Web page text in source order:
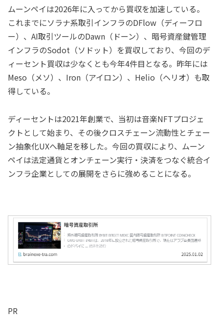
ムーンペイは2026年に入ってから買収を加速している。
これまでにソラナ系取引インフラのDFlow（ディーフロ
ー）、AI取引ツールのDawn（ドーン）、暗号資産鍵管理
インフラのSodot（ソドット）を買収しており、今回のデ
ィーセント買収は少なくとも今年4件目となる。昨年には
Meso（メソ）、Iron（アイロン）、Helio（ヘリオ）も取
得している。
ディーセントは2021年創業で、当初は音楽NFTプロジェ
クトとして始まり、その後クロスチェーン流動性とチェー
ン抽象化UXへ軸足を移した。今回の買収により、ムーン
ペイは法定通貨とオンチェーン実行・決済をつなぐ統合イ
ンフラ企業としての展開をさらに強めることになる。
PR